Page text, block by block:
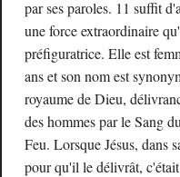
par ses paroles. 11 suffit
une force extraordinaire
préfiguratrice. Elle est
ans et son nom est
royaume de Dieu,
des hommes par le Sang
Feu. Lorsque Jésus, dans
pour qu'il le délivrât,